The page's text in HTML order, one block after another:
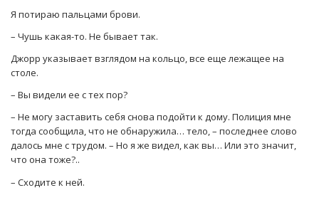
Я потираю пальцами брови.
– Чушь какая-то. Не бывает так.
Джорр указывает взглядом на кольцо, все еще лежащее на
столе.
– Вы видели ее с тех пор?
– Не могу заставить себя снова подойти к дому. Полиция мне
тогда сообщила, что не обнаружила… тело, – последнее слово
далось мне с трудом. – Но я же видел, как вы… Или это значит,
что она тоже?..
– Сходите к ней.